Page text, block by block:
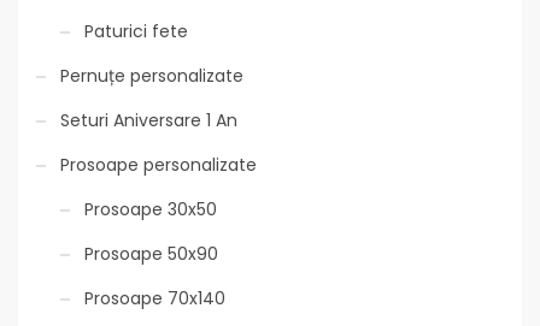
Paturici fete
Pernuțe personalizate
Seturi Aniversare 1 An
Prosoape personalizate
Prosoape 30x50
Prosoape 50x90
Prosoape 70x140